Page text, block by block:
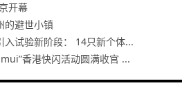
开幕
的避世小镇
入试验新阶段： 14只新个体...
香港快闪活动圆满收官 ...